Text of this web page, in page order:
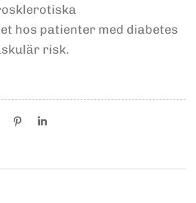
hos patienter med diabetes
risk.